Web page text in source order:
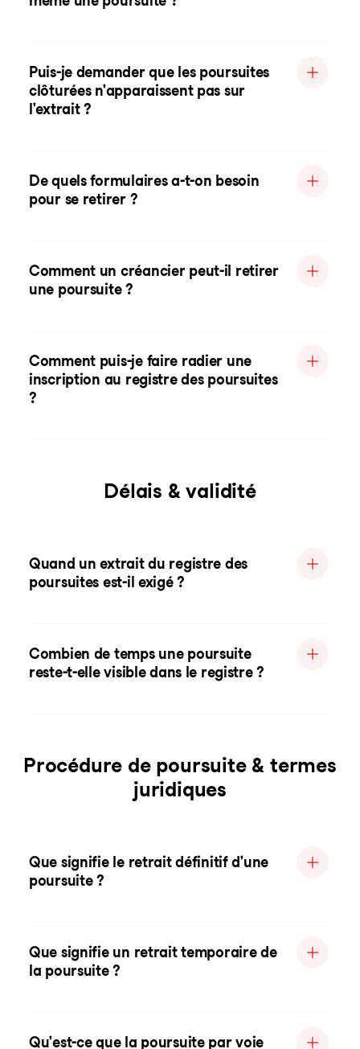
Puis-je demander que les poursuites
clôturées n'apparaissent pas sur
l'extrait ?
De quels formulaires a-t-on besoin
pour se retirer ?
Comment un créancier peut-il retirer
une poursuite ?
Comment puis-je faire radier une
inscription au registre des poursuites
?
Délais & validité
Quand un extrait du registre des
poursuites est-il exigé ?
Combien de temps une poursuite
reste-t-elle visible dans le registre ?
Procédure de poursuite & termes
juridiques
Que signifie le retrait définitif d'une
poursuite ?
Que signifie un retrait temporaire de
la poursuite ?
Qu'est-ce que la poursuite par voie